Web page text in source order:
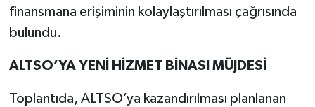
finansmana erişiminin kolaylaştırılması çağrısında
bulundu.
ALTSO’YA YENİ HİZMET BİNASI MÜJDESİ
Toplantıda, ALTSO’ya kazandırılması planlanan